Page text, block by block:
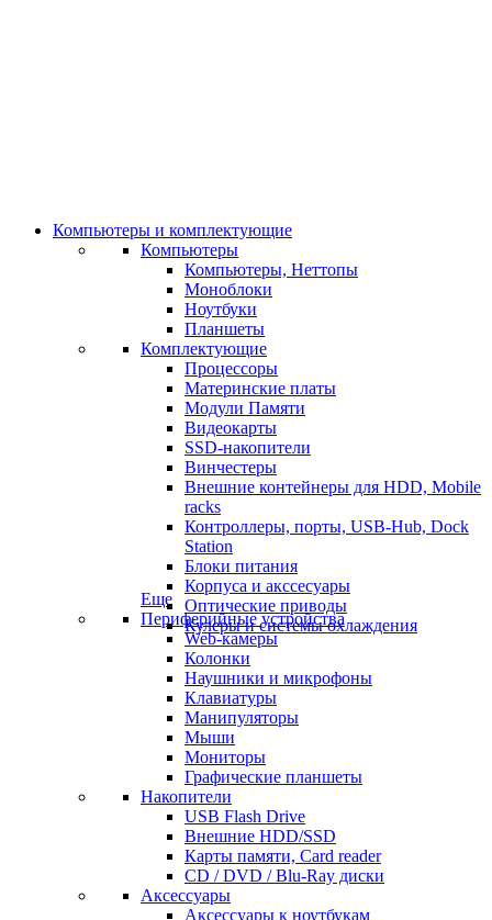
Компьютеры и комплектующие
Компьютеры
Компьютеры, Неттопы
Моноблоки
Ноутбуки
Планшеты
Комплектующие
Процессоры
Материнские платы
Модули Памяти
Видеокарты
SSD-накопители
Винчестеры
Внешние контейнеры для HDD, Mobile
racks
Контроллеры, порты, USB-Hub, Dock
Station
Блоки питания
Корпуса и акссесуары
Оптические приводы
Кулеры и системы охлаждения
Еще
Периферийные устройства
Web-камеры
Колонки
Наушники и микрофоны
Клавиатуры
Манипуляторы
Мыши
Мониторы
Графические планшеты
Накопители
USB Flash Drive
Внешние HDD/SSD
Карты памяти, Card reader
CD / DVD / Blu-Ray диски
Аксессуары
Аксессуары к ноутбукам